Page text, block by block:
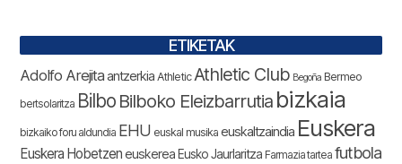
ETIKETAK
Adolfo Arejitaantzerkia Athletic Athletic Club Begoña Bermeo
bertsolaritza Bilbo Bilboko Eleizbarrutia bizkaia
bizkaiko foru aldundia EHU euskal musika euskaltzaindia Euskera
Euskera Hobetzeneuskerea Eusko Jaurlaritza Farmazia tartea futbola